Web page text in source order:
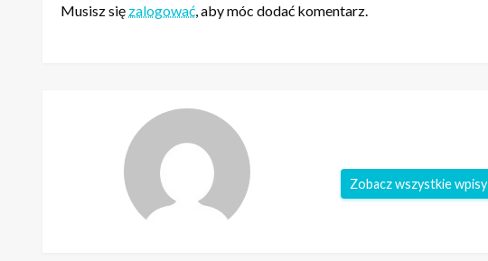
Musisz się zalogować, aby móc dodać komentarz.
Zobacz wszystkie wpisy